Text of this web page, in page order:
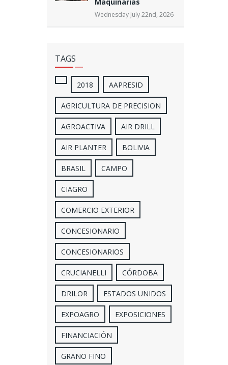
Wednesday July 22nd, 2026
TAGS
2018 AAPRESID
AGRICULTURA DE PRECISION
AGROACTIVA AIR DRILL
AIR PLANTER BOLIVIA
BRASIL CAMPO
CIAGRO
COMERCIO EXTERIOR
CONCESIONARIO
CONCESIONARIOS
CRUCIANELLI CÓRDOBA
DRILOR ESTADOS UNIDOS
EXPOAGRO EXPOSICIONES
FINANCIACIÓN
GRANO FINO